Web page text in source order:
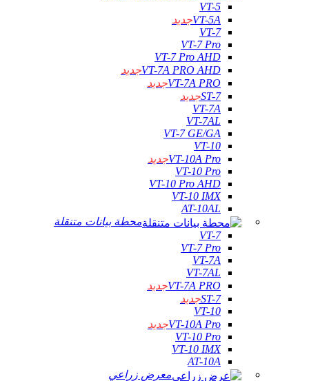
VT-5
VT-5Aجديد
VT-7
VT-7 Pro
VT-7 Pro AHD
VT-7A PRO AHDجديد
VT-7A PROجديد
ST-7جديد
VT-7A
VT-7AL
VT-7 GE/GA
VT-10
VT-10A Proجديد
VT-10 Pro
VT-10 Pro AHD
VT-10 IMX
AT-10AL
محطة بيانات متنقلة
VT-7
VT-7 Pro
VT-7A
VT-7AL
VT-7A PROجديد
ST-7جديد
VT-10
VT-10A Proجديد
VT-10 Pro
VT-10 IMX
AT-10A
معرض زراعي